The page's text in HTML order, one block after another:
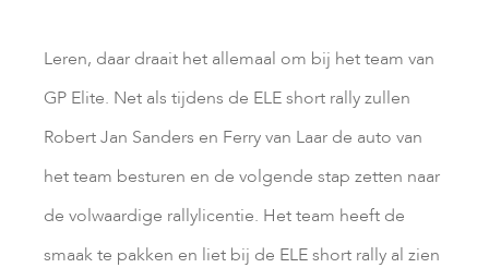
Leren, daar draait het allemaal om bij het team van
GP Elite. Net als tijdens de ELE short rally zullen
Robert Jan Sanders en Ferry van Laar de auto van
het team besturen en de volgende stap zetten naar
de volwaardige rallylicentie. Het team heeft de
smaak te pakken en liet bij de ELE short rally al zien